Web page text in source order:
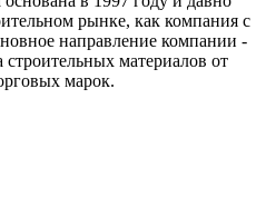
рынке, как компания с
направление компании -
материалов от
марок.